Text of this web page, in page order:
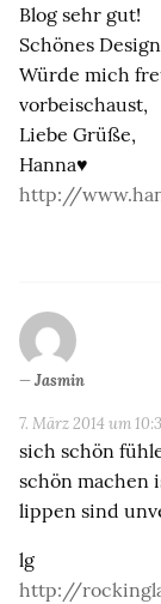
Blog sehr gut!
Schönes
Würde mich
vorbeischaust,
Liebe Grüße,
Hanna♥
http://
Jasmin
7. März 2014 um
sich schön
schön machen
lippen sind
lg
http://